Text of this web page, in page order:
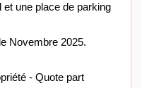
une place de parking
Novembre 2025.
- Quote part